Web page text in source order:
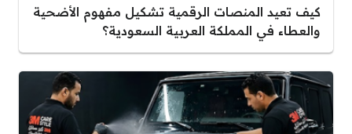
كيف تعيد المنصات الرقمية تشكيل مفهوم الأضحية
والعطاء في المملكة العربية السعودية؟